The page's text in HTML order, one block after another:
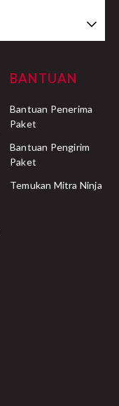
BANTUAN
Bantuan Penerima
Paket
Bantuan Pengirim
Paket
Temukan Mitra Ninja